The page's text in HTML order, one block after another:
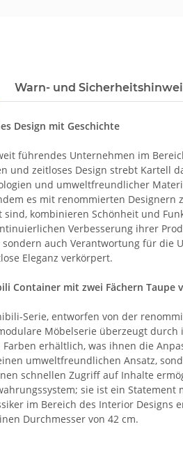
Warn- und
Design mit Geschichte
führendes Unternehmen im
und zeitloses Design strebt Kartell
und umweltfreundlicher
es mit renommierten
kombinieren Schönheit und
Verbesserung ihrer
sondern auch Verantwortung für die
Eleganz verkörpert.
Container mit zwei Fächern Taupe
Serie, entworfen von der
Möbelserie überzeugt
erhältlich, was ihnen die
umweltfreundlichen Ansatz,
schnellen Zugriff auf Inhalte
sie ist ein
im Bereich des Interior Designs
Durchmesser von 42 cm.